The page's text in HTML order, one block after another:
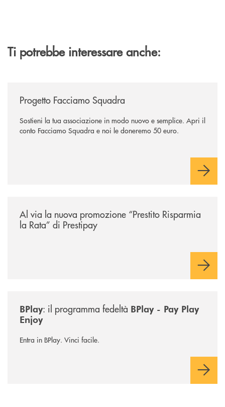
Ti potrebbe interessare anche:
Progetto Facciamo Squadra
Sostieni la tua associazione in modo nuovo e semplice. Apri il
conto Facciamo Squadra e noi le doneremo 50 euro.
Al via la nuova promozione “Prestito Risparmia
la Rata” di Prestipay
BPlay: il programma fedeltà BPlay - Pay Play
Enjoy
Entra in BPlay. Vinci facile.